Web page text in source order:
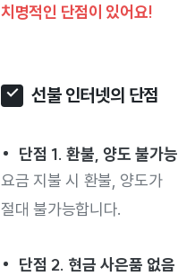
치명적인 단점이 있어요!
선불 인터넷의 단점
단점 1. 환불, 양도 불가능
요금 지불 시 환불, 양도가
절대 불가능합니다.
단점 2. 현금 사은품 없음